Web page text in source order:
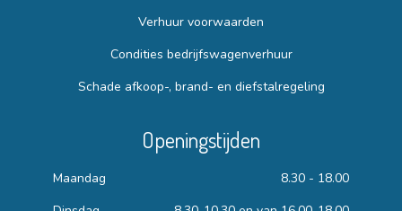
Verhuur voorwaarden
Condities bedrijfswagenverhuur
Schade afkoop-, brand- en diefstalregeling
Openingstijden
Maandag
8.30 - 18.00